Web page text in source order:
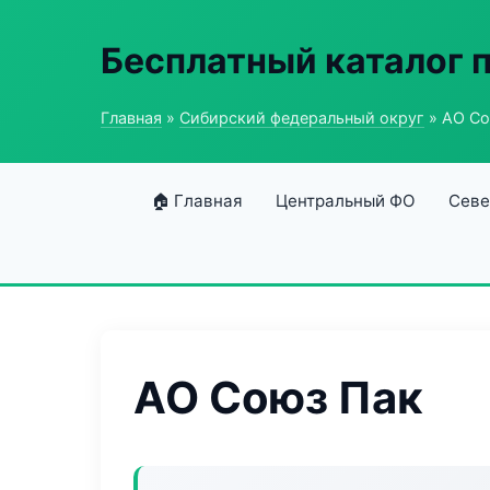
Бесплатный
Главная » Сибирский федеральный округ » АО
🏠 Главная Центральный ФО
АО Союз Пак